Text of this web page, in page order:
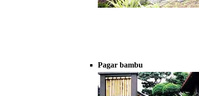
Pagar bambu